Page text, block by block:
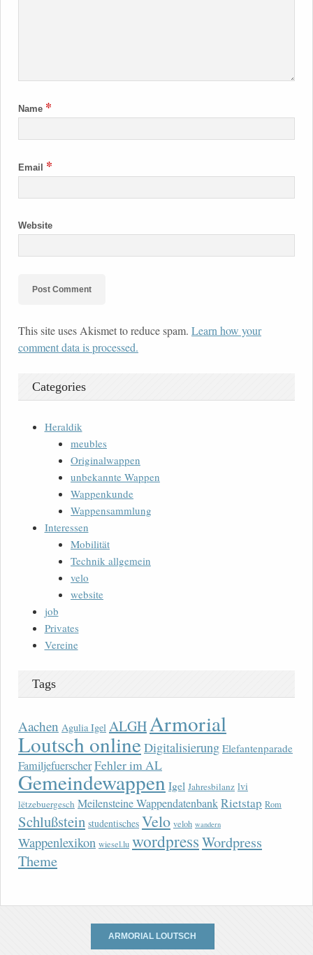
Name *
Email *
Website
This site uses Akismet to reduce spam. Learn how your
comment data is processed.
Categories
Heraldik
meubles
Originalwappen
unbekannte Wappen
Wappenkunde
Wappensammlung
Interessen
Mobilität
Technik allgemein
velo
website
job
Privates
Vereine
Tags
Aachen Agulia Igel ALGH Armorial
Loutsch onlineDigitalisierung Elefantenparade
FamiljefuerscherFehler im AL
Gemeindewappen Igel Jahresbilanz lvi
lëtzebuergesch Meilensteine WappendatenbankRietstap Rom
Schlußstein studentisches Velo veloh wandern
Wappenlexikon wiesel.lu wordpressWordpress
Theme
ARMORIAL LOUTSCH